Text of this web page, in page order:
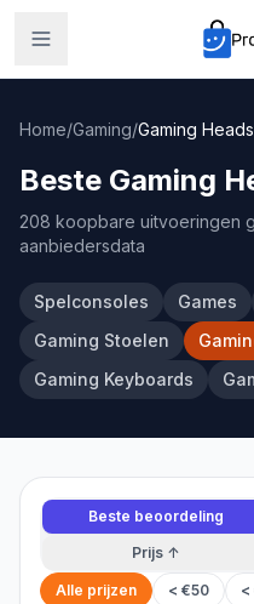
Home/Gaming/Gaming
Beste Gaming
208 koopbare uitvoeringen
aanbiedersdata
Spelconsoles Games
Gaming Stoelen
Gaming Keyboards
Beste beoordeling
Prijs ↑
Alle prijzen < €50 <